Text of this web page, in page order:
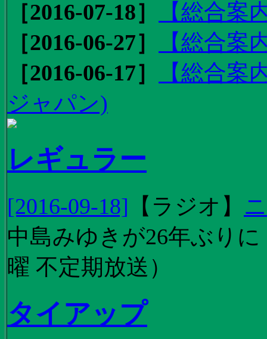
［2016-07-18］
【総合案
［2016-06-27］
【総合案
［2016-06-17］
【総合
ジャパン)
レギュラー
[2016-09-18] 【 ラジオ 】
中島みゆきが26年ぶり
曜 不定期放送）
タイアップ